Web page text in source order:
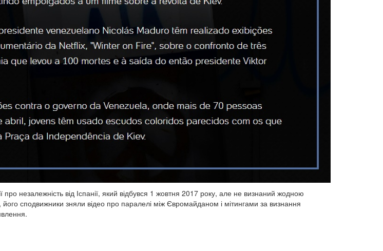
незалежність від Іспанії, який відбувся 1 жовтня 2017 року, але не визнаний жодною
сподвижники зняли відео про паралелі між Євромайданом і мітингами за визнання